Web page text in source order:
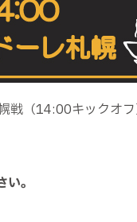
（14:00キックオ
。